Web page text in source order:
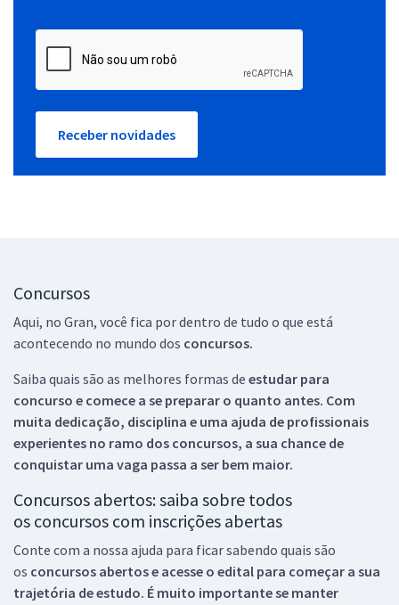
Receber novidades
Concursos
Aqui, no Gran, você fica por dentro de tudo o que está
acontecendo no mundo dos concursos.
Saiba quais são as melhores formas de estudar para
concurso e comece a se preparar o quanto antes. Com
muita dedicação, disciplina e uma ajuda de profissionais
experientes no ramo dos concursos, a sua chance de
conquistar uma vaga passa a ser bem maior.
Concursos abertos: saiba sobre todos
os concursos com inscrições abertas
Conte com a nossa ajuda para ficar sabendo quais são
os concursos abertos e acesse o edital para começar a sua
trajetória de estudo. É muito importante se manter